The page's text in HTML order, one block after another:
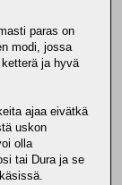
paras on
modi, jossa
ja hyvä
ajaa eivätkä
uskon
olla
tai Dura ja se